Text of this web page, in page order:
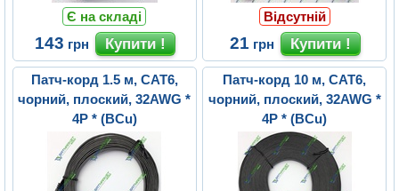
Є на складі
143 грн
Відсутній
21 грн
Патч-корд 1.5 м, CAT6,
чорний, плоский, 32AWG *
4P * (BCu)
Патч-корд 10 м, CAT6,
чорний, плоский, 32AWG *
4P * (BCu)